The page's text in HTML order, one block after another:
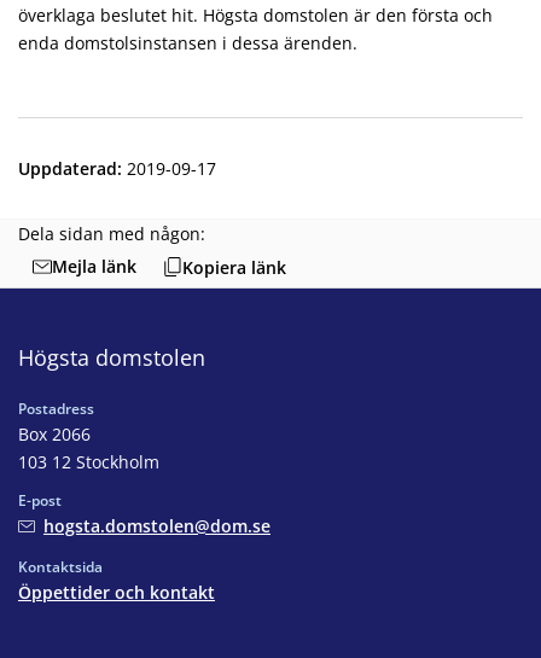
överklaga beslutet hit. Högsta domstolen är den första och
enda domstolsinstansen i dessa ärenden.
Uppdaterad: 2019-09-17
Dela sidan med någon:
Mejla länk
Kopiera länk
Högsta domstolen
Postadress
Box 2066
103 12 Stockholm
E-post
hogsta.domstolen@dom.se
Kontaktsida
Öppettider och kontakt